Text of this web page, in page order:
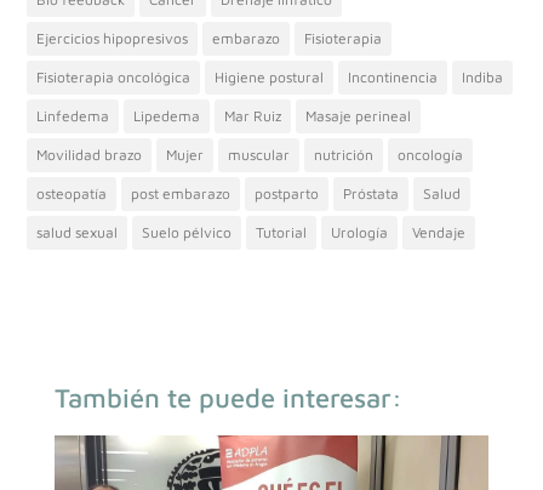
Ejercicios hipopresivos embarazo Fisioterapia
Fisioterapia oncológica Higiene postural Incontinencia Indiba
Linfedema Lipedema Mar Ruiz Masaje perineal
Movilidad brazo Mujer muscular nutrición oncología
osteopatía post embarazo postparto Próstata Salud
salud sexual Suelo pélvico Tutorial Urología Vendaje
También te puede interesar: